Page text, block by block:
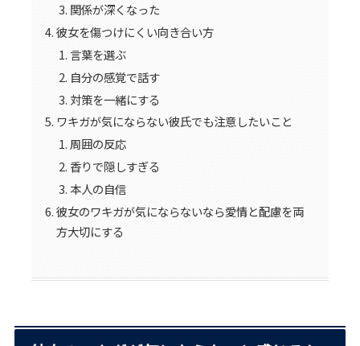
関係が深くなった
彼女を傷つけにくい向き合い方
言葉を選ぶ
自分の感覚で話す
対策を一緒にする
ワキガが気にならない彼氏でも注意したいこと
周囲の反応
香りで隠しすぎる
本人の自信
彼女のワキガが気にならないなら愛情と配慮を両
方大切にする